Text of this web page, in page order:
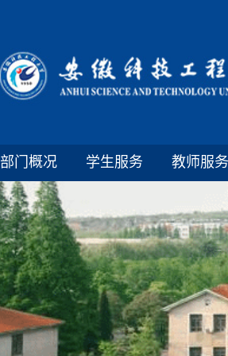
部门概况 学生服务 教师服务